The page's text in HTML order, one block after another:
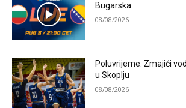
Bugarska
08/08/2026
Poluvrijeme: Zmajići
u Skoplju
08/08/2026